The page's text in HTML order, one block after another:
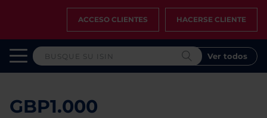
ACCESO CLIENTES HACERSE CLIENTE
Ver todos
GBP1.000